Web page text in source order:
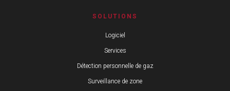
SOLUTIONS
Logiciel
Services
Détection personnelle de gaz
Surveillance de zone